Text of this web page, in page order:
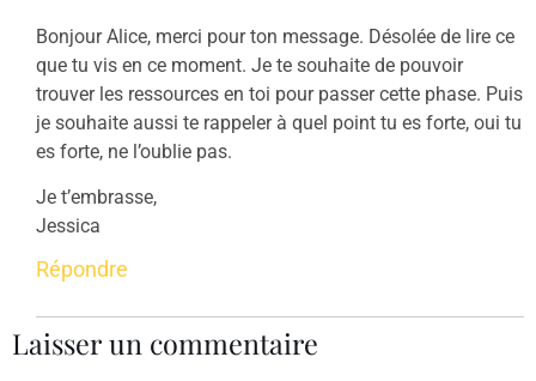
Bonjour Alice, merci pour ton message. Désolée de lire ce
que tu vis en ce moment. Je te souhaite de pouvoir
trouver les ressources en toi pour passer cette phase. Puis
je souhaite aussi te rappeler à quel point tu es forte, oui tu
es forte, ne l’oublie pas.
Je t’embrasse,
Jessica
Répondre
Laisser un commentaire